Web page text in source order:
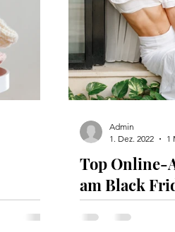
Top Online-
am Black
Admin
1. Dez. 2022
1